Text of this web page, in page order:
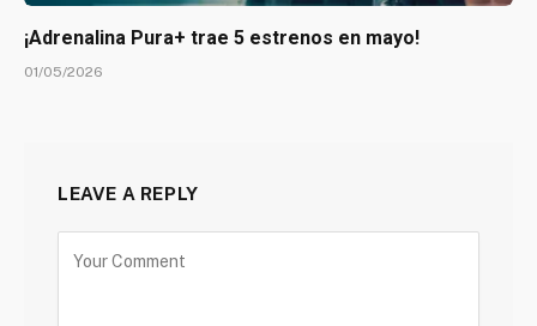
¡Adrenalina Pura+ trae 5 estrenos en mayo!
01/05/2026
LEAVE A REPLY